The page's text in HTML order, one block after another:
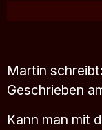
Martin schreibt:
Geschrieben
Kann man mit